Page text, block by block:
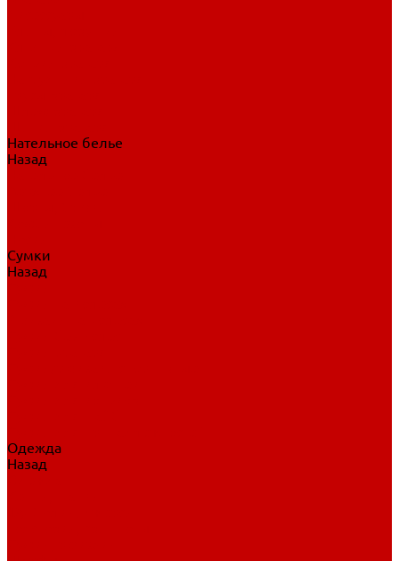
Нательное белье
Назад
Сумки
Назад
Одежда
Назад